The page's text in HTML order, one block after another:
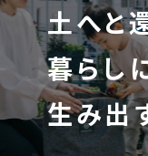
土へと
暮らし
生み出